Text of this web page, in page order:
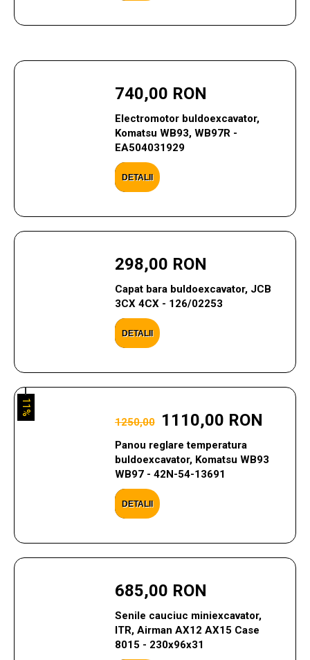
740,00 RON
Electromotor buldoexcavator,
Komatsu WB93, WB97R -
EA504031929
DETALII
298,00 RON
Capat bara buldoexcavator, JCB
3CX 4CX - 126/02253
DETALII
1250,00 1110,00 RON
Panou reglare temperatura
buldoexcavator, Komatsu WB93
WB97 - 42N-54-13691
DETALII
11%
685,00 RON
Senile cauciuc miniexcavator,
ITR, Airman AX12 AX15 Case
8015 - 230x96x31